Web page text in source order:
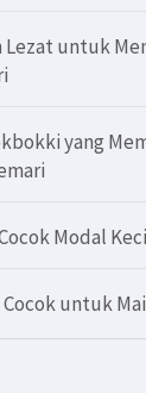
Lezat untuk
yang
Modal
untuk